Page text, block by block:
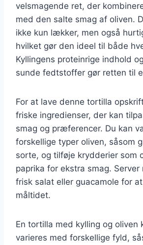
velsmagende ret, der
med den salte smag af oliven.
ikke kun lækker, men også
hvilket gør den ideel til både
Kyllingens proteinrige indhold
sunde fedtstoffer gør retten til
For at lave denne tortilla
friske ingredienser, der kan
smag og præferencer. Du kan
forskellige typer oliven, såsom
sorte, og tilføje krydderier som
paprika for ekstra smag.
frisk salat eller guacamole for
måltidet.
En tortilla med kylling og oliven
varieres med forskellige fyld,